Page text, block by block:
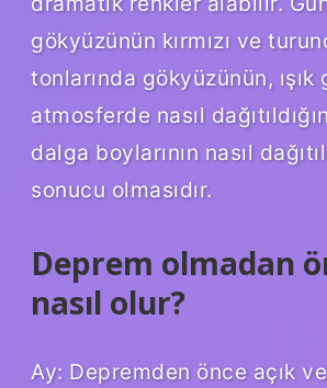
gökyüzünün kırmızı ve
tonlarında gökyüzünün,
atmosferde nasıl
dalga boylarının nasıl
sonucu olmasıdır.
Deprem olmadan
nasıl olur?
Ay: Depremden önce açık